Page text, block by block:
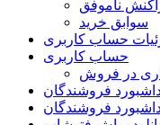
ناموفق
سوابق خرید
حساب کاربری
حساب کاربری
در فروش
فروشندگان
فروشندگان